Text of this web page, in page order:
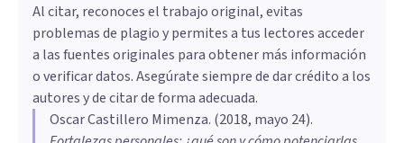
Al citar, reconoces el trabajo original, evitas
problemas de plagio y permites a tus lectores acceder
a las fuentes originales para obtener más información
o verificar datos. Asegúrate siempre de dar crédito a los
autores y de citar de forma adecuada.
Oscar Castillero Mimenza. (2018, mayo 24).